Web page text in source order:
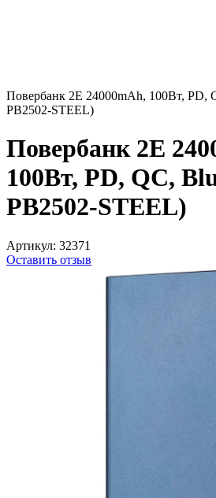
Повербанк 2E 24000mAh, 100Вт, PD,
PB2502-STEEL)
Повербанк 2E
100Вт, PD, QC,
PB2502-STEEL)
Артикул: 32371
Оставить отзыв